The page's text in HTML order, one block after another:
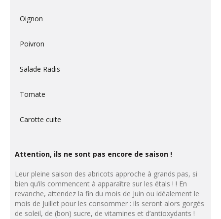
Oignon
Poivron
Salade Radis
Tomate
Carotte cuite
Attention, ils ne sont pas encore de saison !
Leur pleine saison des abricots approche à grands pas, si
bien qu’ils commencent à apparaître sur les étals ! ! En
revanche, attendez la fin du mois de Juin ou idéalement le
mois de Juillet pour les consommer : ils seront alors gorgés
de soleil, de (bon) sucre, de vitamines et d’antioxydants !